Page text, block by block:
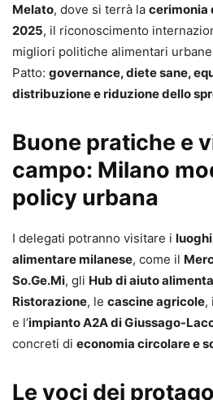
Melato, dove si terrà la cerimonia
2025, il riconoscimento
migliori politiche alimentari
Patto: governance, diete sane,
distribuzione e riduzione dello
Buone pratiche e
campo: Milano
policy urbana
I delegati potranno visitare i
alimentare milanese, come il
So.Ge.Mi, gli Hub di aiuto
Ristorazione, le cascine agricole,
e l’impianto A2A di Giussago-
concreti di economia circolare e
Le voci dei